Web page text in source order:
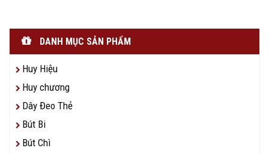
DANH MỤC SẢN PHẨM
Huy Hiệu
Huy chương
Dây Đeo Thẻ
Bút Bi
Bút Chì